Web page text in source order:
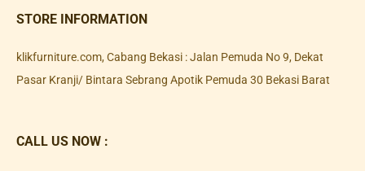
STORE INFORMATION
klikfurniture.com, Cabang Bekasi : Jalan Pemuda No 9, Dekat
Pasar Kranji/ Bintara Sebrang Apotik Pemuda 30 Bekasi Barat
CALL US NOW :